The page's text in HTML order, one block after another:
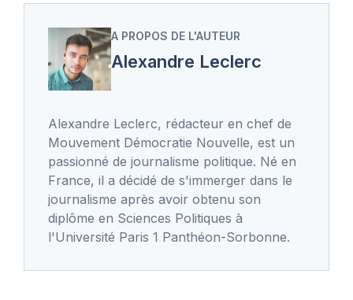
A PROPOS DE L'AUTEUR
Alexandre Leclerc
Alexandre Leclerc, rédacteur en chef de
Mouvement Démocratie Nouvelle, est un
passionné de journalisme politique. Né en
France, il a décidé de s'immerger dans le
journalisme après avoir obtenu son
diplôme en Sciences Politiques à
l'Université Paris 1 Panthéon-Sorbonne.